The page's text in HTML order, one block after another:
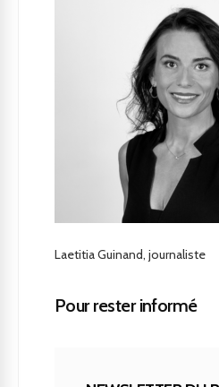
Laetitia Guinand, journaliste
Pour rester informé